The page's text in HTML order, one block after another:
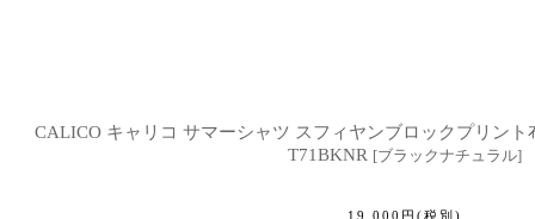
CALICO キャリコ サマーシャツ スフィヤンブロックプリント
T71BKNR [ブラックナチュラル]
19,000 円 (税別)